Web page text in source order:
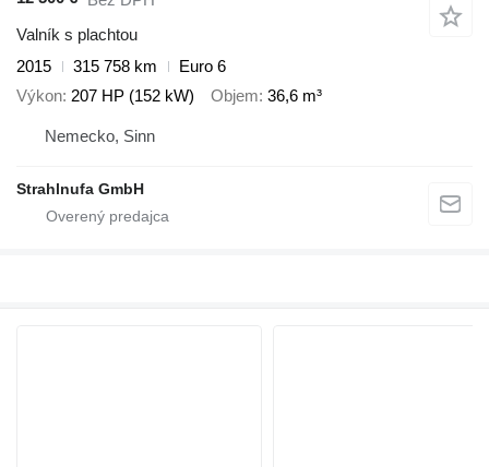
Valník s plachtou
2015
315 758 km
Euro 6
Výkon 207 HP (152 kW) Objem 36,6 m³
Nemecko, Sinn
Strahlnufa GmbH